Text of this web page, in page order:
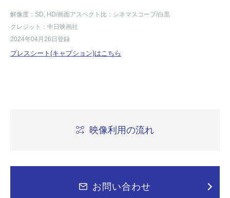
解像度：SD, HD/画面アスペクト比：シネマスコープ/白黒
クレジット：中日映画社
2024年04月26日登録
プレスシート(キャプション)はこちら
映像利用の流れ
お問い合わせ